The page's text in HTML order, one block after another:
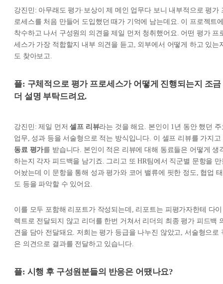
강진민: 아무래도 평가∙보상이 제 메인 업무다 보니 내부적으로 평가
로세스를 처음 만들어 도입했던 때가 기억에 남는데요. 이 프로젝트
착수하고 나서 구성원의 의견을 제일 먼저 청취했어요. 어떤 평가 프
세스가 가장 적합할지 내부 의견을 듣고, 외부에서 어떻게 하고 있는
도 찾아보고.
플: 구체적으로 평가 프로세스가 어떻게 진행되는지 조금
더 설명 부탁드려요.
강진민: 제일 먼저셀프 리뷰라는 것을 해요. 본인이 1년 동안 했던 주
업무, 성과 등을 서술형으로 적는 방식입니다. 이 셀프 리뷰를 가지고
동료 평가를 받습니다. 본인이 적은 리뷰에 대해 동료들은 어떻게 생
하는지 각자 피드백을 남기죠. 그리고 또 HR팀에서 직군별 문항을 만
어놨는데 이 문항을 통해 성과 평가와 코어 밸류에 핏한 정도, 협업 태
도 등을 파악할 수 있어요.
이를 모두 포함해 리포트가 작성되는데, 리포트는 피평가자한테 다이
렉트로 전달되지 않고 리더를 한번 거쳐서 리더의 최종 평가 피드백
견을 담아 전달돼요. 저희는 평가 등급을 나누진 않았고, 서술형으로
은 의견으로 결과를 전달하고 있습니다.
플: 시행 후 구성원분들의 반응은 어땠나요?